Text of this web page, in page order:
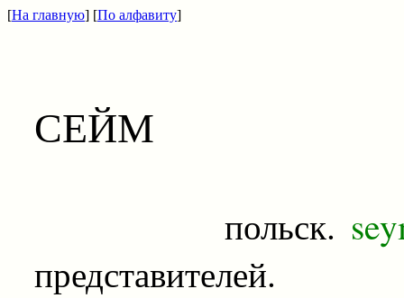
[На главную] [По алфавиту]
СЕЙМ
польск.
представителей.